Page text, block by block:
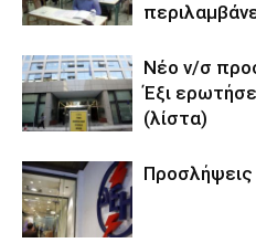
Νέο ν/σ
Έξι
(λίστα)